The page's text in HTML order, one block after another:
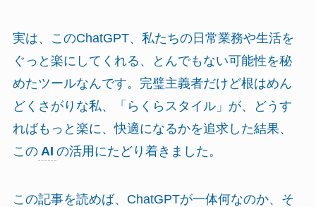
実は、このChatGPT、私たちの日常業務や生活を
ぐっと楽にしてくれる、とんでもない可能性を秘
めたツールなんです。完璧主義者だけど根はめん
どくさがりな私、「らくらスタイル」が、どうす
ればもっと楽に、快適になるかを追求した結果、
この AI の活用にたどり着きました。
この記事を読めば、ChatGPTが一体何なのか、そ